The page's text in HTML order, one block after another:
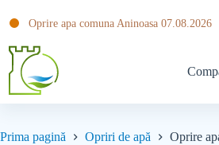
Oprire apa comuna Aninoasa 07.08.2026
Prima pagină Opriri de apă Oprire